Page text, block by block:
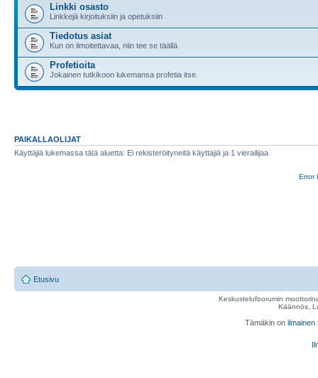
Linkki osasto
Linkkejä kirjoituksiin ja opetuksiin
Tiedotus asiat
Kun on ilmoitettavaa, niin tee se täällä
Profetioita
Jokainen tutkikoon lukemansa profetia itse.
PAIKALLAOLIJAT
Käyttäjiä lukemassa tätä aluetta: Ei rekisteröityneitä käyttäjiä ja 1 vierailijaa
Error
Etusivu
Keskustelufoorumin
Käännös,
Tämäkin on ilmainen